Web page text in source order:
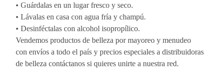
• Guárdalas en un lugar fresco y seco.
• Lávalas en casa con agua fría y champú.
• Desinféctalas con alcohol isopropílico.
Vendemos productos de belleza por mayoreo y menudeo
con envíos a todo el país y precios especiales a distribuidoras
de belleza contáctanos si quieres unirte a nuestra red.